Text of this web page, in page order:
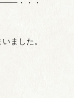
・・・
ました。